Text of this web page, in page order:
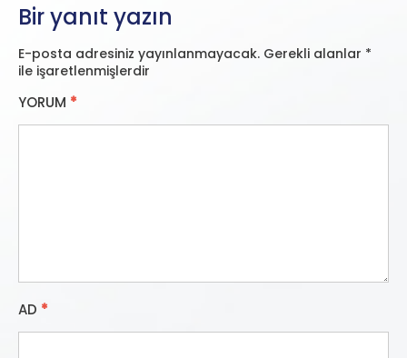
Bir yanıt yazın
E-posta adresiniz yayınlanmayacak. Gerekli alanlar *
ile işaretlenmişlerdir
YORUM *
AD *